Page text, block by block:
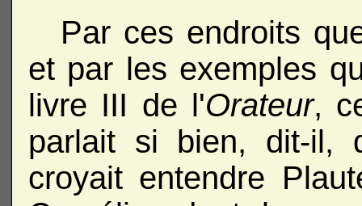
Par ces endroits
et par les exemples
livre III de l'Orateur,
parlait si bien, dit-il,
croyait entendre